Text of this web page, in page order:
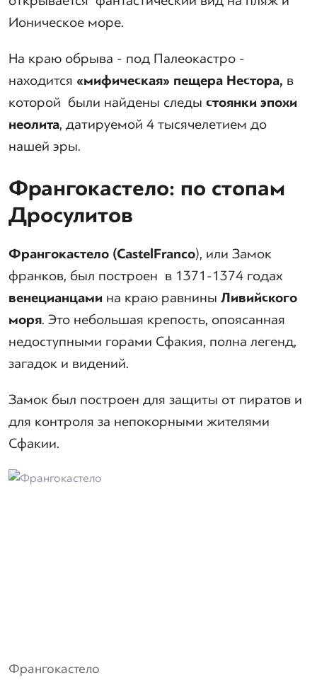
Ионическое море.
На краю обрыва - под Палеокастро -
находится «мифическая» пещера Нестора, в
которой были найдены следы стоянки эпохи
неолита, датируемой 4 тысячелетием до
нашей эры.
Франгокастело: по стопам
Дросулитов
Франгокастело (CastelFranco), или Замок
франков, был построен в 1371-1374 годах
венецианцами на краю равнины Ливийского
моря. Это небольшая крепость, опоясанная
недоступными горами Сфакия, полна легенд,
загадок и видений.
Замок был построен для защиты от пиратов и
для контроля за непокорными жителями
Сфакии.
Франгокастело